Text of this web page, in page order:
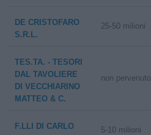
DE CRISTOFARO
S.R.L.
25-50 milioni
TES.TA. - TESORI
DAL TAVOLIERE
DI VECCHIARINO
MATTEO & C.
non pervenuto
F.LLI DI CARLO
5-10 milioni